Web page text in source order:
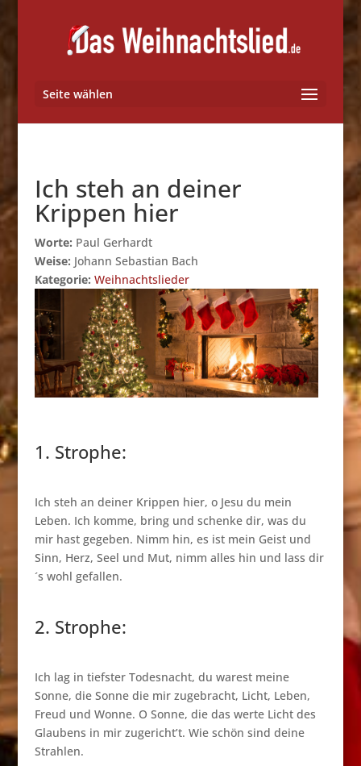
Seite wählen
Ich steh an deiner
Krippen hier
Worte: Paul Gerhardt
Weise: Johann Sebastian Bach
Kategorie: Weihnachtslieder
1. Strophe:
Ich steh an deiner Krippen hier, o Jesu du mein
Leben. Ich komme, bring und schenke dir, was du
mir hast gegeben. Nimm hin, es ist mein Geist und
Sinn, Herz, Seel und Mut, nimm alles hin und lass dir
´s wohl gefallen.
2. Strophe:
Ich lag in tiefster Todesnacht, du warest meine
Sonne, die Sonne die mir zugebracht, Licht, Leben,
Freud und Wonne. O Sonne, die das werte Licht des
Glaubens in mir zugericht’t. Wie schön sind deine
Strahlen.